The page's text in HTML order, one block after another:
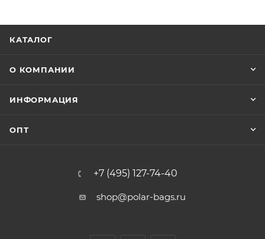
КАТАЛОГ
О КОМПАНИИ
ИНФОРМАЦИЯ
ОПТ
+7 (495) 127-74-40
shop@polar-bags.ru